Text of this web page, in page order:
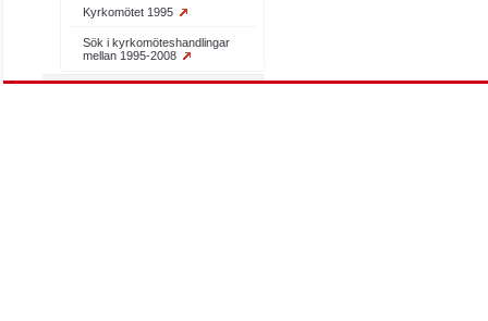
Kyrkomötet 1995
Sök i kyrkomöteshandlingar
mellan 1995-2008